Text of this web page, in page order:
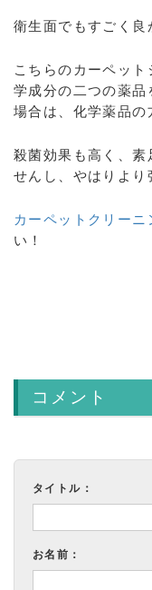
衛生面でもすごく良
こちらのカーペッ
学成分の二つの薬
場合は、化学薬品の
殺菌効果も高く、素
せんし、やはりより
カーペットクリーニ
い！
コメント
タイトル：
お名前：